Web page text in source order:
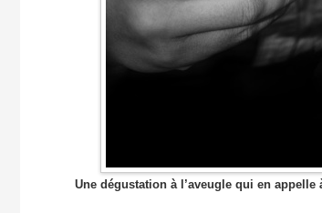
Une dégustation à l’aveugle qui en